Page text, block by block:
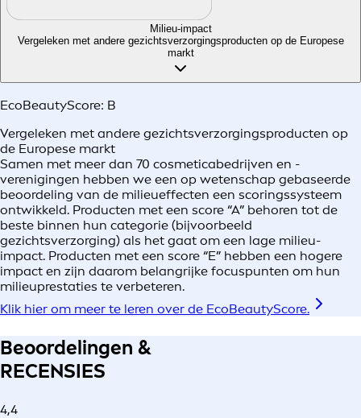
Milieu-impact
Vergeleken met andere gezichtsverzorgingsproducten op de Europese
markt
EcoBeautyScore: B
Vergeleken met andere gezichtsverzorgingsproducten op
de Europese markt
Samen met meer dan 70 cosmeticabedrijven en -
verenigingen hebben we een op wetenschap gebaseerde
beoordeling van de milieueffecten een scoringssysteem
ontwikkeld. Producten met een score “A” behoren tot de
beste binnen hun categorie (bijvoorbeeld
gezichtsverzorging) als het gaat om een lage milieu-
impact. Producten met een score “E” hebben een hogere
impact en zijn daarom belangrijke focuspunten om hun
milieuprestaties te verbeteren.
Klik hier om meer te leren over de EcoBeautyScore.
Beoordelingen &
RECENSIES
4,4